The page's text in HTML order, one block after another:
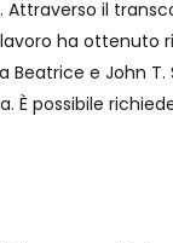
il
ha ottenuto
e John T.
È possibile